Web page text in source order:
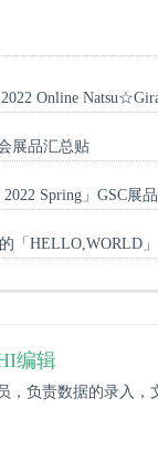
Online
展品汇总贴
Spring」GSC展
「HELLO,WORLD」
编辑
，负责数据的录入，